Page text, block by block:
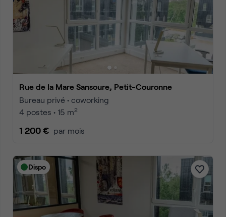
Rue de la Mare Sansoure, Petit-Couronne
Bureau privé • coworking
4 postes • 15 m2
1 200 € par mois
Dispo